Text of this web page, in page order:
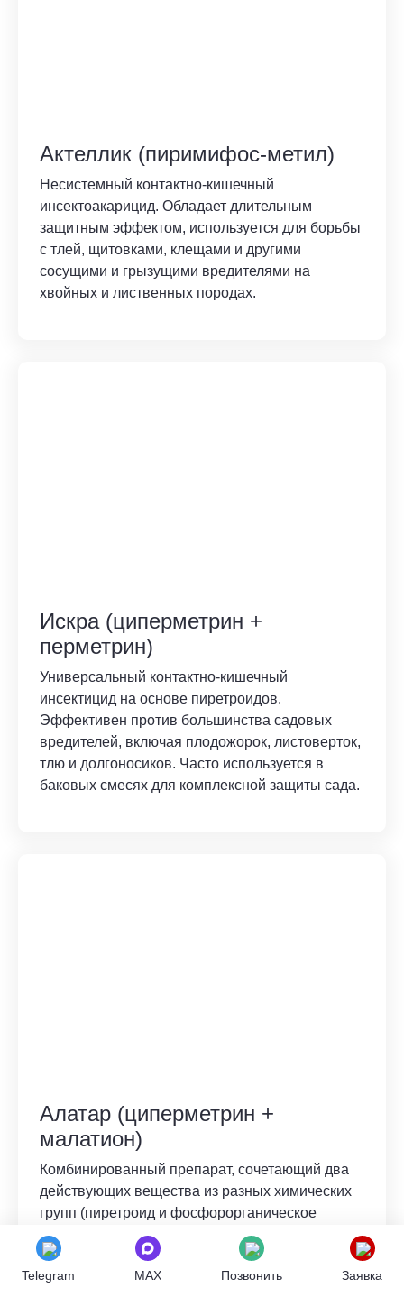
Актеллик (пиримифос-метил)
Несистемный контактно-кишечный
инсектоакарицид. Обладает длительным
защитным эффектом, используется для борьбы
с тлей, щитовками, клещами и другими
сосущими и грызущими вредителями на
хвойных и лиственных породах.
Искра (циперметрин +
перметрин)
Универсальный контактно-кишечный
инсектицид на основе пиретроидов.
Эффективен против большинства садовых
вредителей, включая плодожорок, листоверток,
тлю и долгоносиков. Часто используется в
баковых смесях для комплексной защиты сада.
Алатар (циперметрин +
малатион)
Комбинированный препарат, сочетающий два
действующих вещества из разных химических
групп (пиретроид и фосфорорганическое
соединение). Обеспечивает быстрый нокдаун-
эффект и длительную защиту от тли,
плодожорок, медяницы и других вредителей.
Telegram MAX Позвонить Заявка